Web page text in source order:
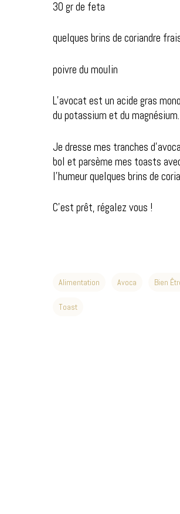
30 gr de feta
quelques brins de coriandre
poivre du moulin
L’avocat est un acide gras
du potassium et du
Je dresse mes tranches
bol et parsème mes toasts
l’humeur quelques brins de
C’est prêt, régalez vous !
Alimentation Avoca Bien
Toast